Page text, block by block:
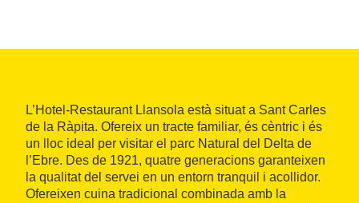
L’Hotel-Restaurant Llansola està situat a Sant Carles
de la Ràpita. Ofereix un tracte familiar, és cèntric i és
un lloc ideal per visitar el parc Natural del Delta de
l’Ebre. Des de 1921, quatre generacions garanteixen
la qualitat del servei en un entorn tranquil i acollidor.
Ofereixen cuina tradicional combinada amb la